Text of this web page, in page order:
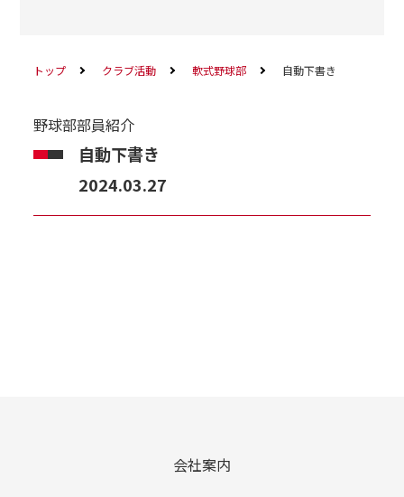
トップ クラブ活動 軟式野球部 自動下書き
野球部部員紹介
自動下書き
2024.03.27
会社案内